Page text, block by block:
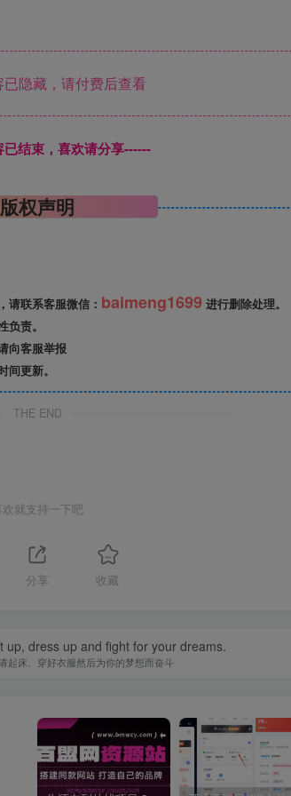
已隐藏，请付费后查看
结束，喜欢请分享------
版权声明
请联系客服微信： baimeng1699 进行删除处理。
责。
向客服举报
更新。
THE END
欢就支持一下吧
分享 收藏
up, dress up and fight for your dreams.
起床、穿好衣服然后为你的梦想而奋斗